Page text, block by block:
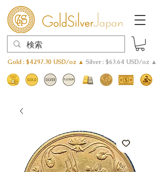
Gold : $4297.30 USD/oz ▲ Silver : $63.64 USD/oz ▲